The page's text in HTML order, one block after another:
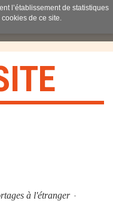
ITE
à l'étranger
l’établissement de statistiques
de ce site.